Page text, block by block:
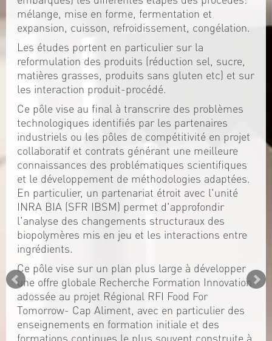
mélange, mise en forme, fermentation et
expansion, cuisson, refroidissement, congélation.
Les études portent en particulier sur la
reformulation des produits (réduction sel, sucre,
matières grasses, produits sans gluten etc) et sur
les interaction produit-procédé.
Ce pôle vise au final à transcrire des problèmes
technologiques identifiés par les partenaires
industriels ou les pôles de compétitivité en projet
collaboratif et contrats générant une meilleure
connaissances des problématiques scientifiques
et le développement de méthodologies adaptées.
En particulier, un partenariat étroit avec l'unité
INRA BIA (SFR IBSM) permet d'approfondir
l'analyse des changements structuraux des
biopolymères mis en jeu et les interactions entre
ingrédients.
Ce pôle vise sur un plan plus large à développer
une offre globale Recherche Formation Innovation
adossée au projet Régional RFI Food For
Tomorrow- Cap Aliment, avec en particulier des
enseignements en formation initiale et des
formations continues le plus souvent construite à